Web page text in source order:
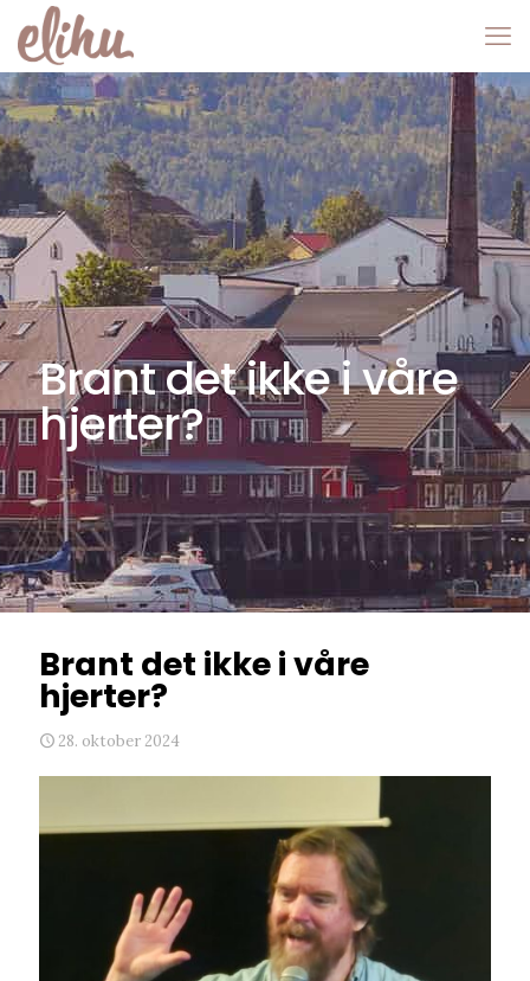
Brant det ikke i våre
hjerter?
Brant det ikke i våre
hjerter?
28. oktober 2024